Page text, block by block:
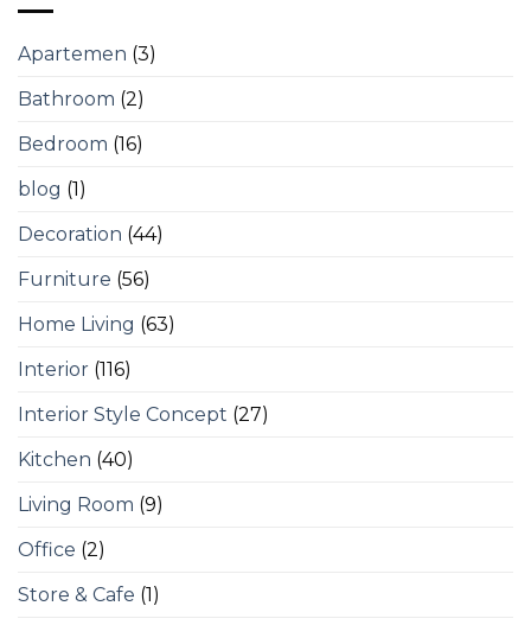
Apartemen (3)
Bathroom (2)
Bedroom (16)
blog (1)
Decoration (44)
Furniture (56)
Home Living (63)
Interior (116)
Interior Style Concept (27)
Kitchen (40)
Living Room (9)
Office (2)
Store & Cafe (1)